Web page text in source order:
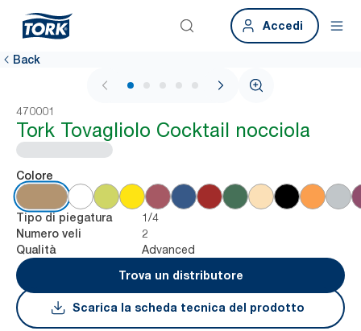
Accedi
Back
1 / 5
470001
Tork Tovagliolo Cocktail nocciola
Colore
Tipo di piegatura 1/4
Numero veli 2
Qualità
Advanced
Trova un distributore
Scarica la scheda tecnica del prodotto